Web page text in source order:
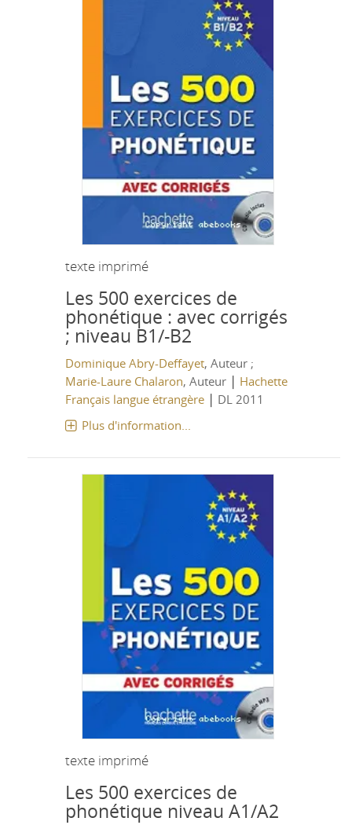
texte imprimé
Les 500 exercices de
phonétique : avec corrigés
; niveau B1/-B2
Dominique Abry-Deffayet, Auteur ;
Marie-Laure Chalaron, Auteur | Hachette
Français langue étrangère| DL 2011
Plus d'information...
texte imprimé
Les 500 exercices de
phonétique niveau A1/A2